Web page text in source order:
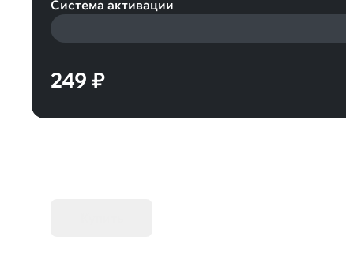
Система активации
249 ₽